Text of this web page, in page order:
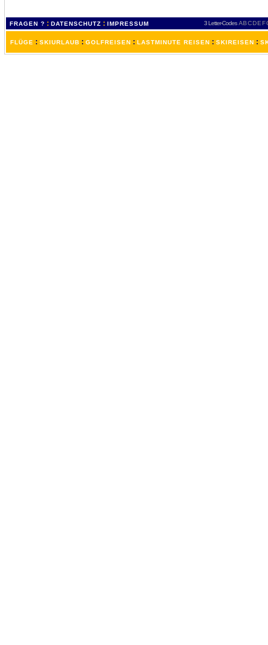
FRAGEN ? : DATENSCHUTZ : IMPRESSUM 3 Letter-Codes ABCDEF
FLÜGE : SKIURLAUB : GOLFREISEN : LASTMINUTE REISEN : SKIREISEN :